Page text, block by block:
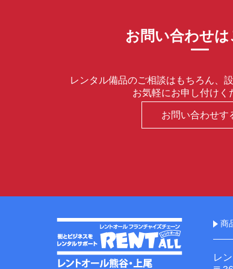
お問い合わせは
レンタル備品のご相談はもちろん、
お気軽にお申し付けく
お問い合わせす
商
レ